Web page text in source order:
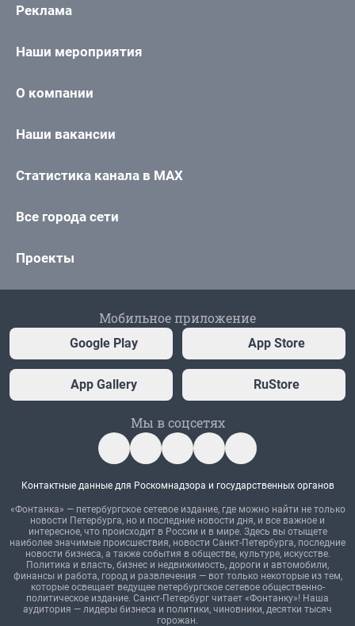
Реклама
Наши мероприятия
О компании
Наши вакансии
Статистика канала в MAX
Все города сети
Проекты
Мобильное приложение
Google Play App Store
App Gallery RuStore
Мы в соцсетях
Контактные данные для Роскомнадзора и государственных органов
«Фонтанка» — петербургское сетевое издание, где можно найти не только
новости Петербурга, но и последние новости дня, и все важное и
интересное, что происходит в России и в мире. Здесь вы отыщете
наиболее значимые происшествия, новости Санкт-Петербурга, последние
новости бизнеса, а также события в обществе, культуре, искусстве.
Политика и власть, бизнес и недвижимость, дороги и автомобили,
финансы и работа, город и развлечения — вот только некоторые из тем,
которые освещает ведущее петербургское сетевое общественно-
политическое издание. Санкт-Петербург читает «Фонтанку»! Наша
аудитория — лидеры бизнеса и политики, чиновники, десятки тысяч
горожан.